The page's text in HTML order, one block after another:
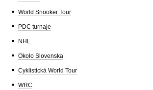
World Snooker Tour
PDC turnaje
NHL
Okolo Slovenska
Cyklistická World Tour
WRC